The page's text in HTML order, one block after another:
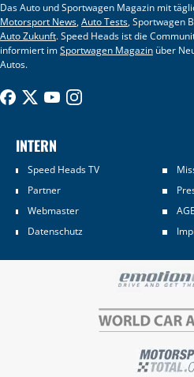
Das Auto und Sportwagen Magazin mit
Motorsport News,Auto Tests, Sportwagen
Auto Zukunft. Speed Heads ist die
informiert imSportwagen Magazin über
Autos.
INTERN
Speed Heads TV
Partner
Webmaster
Datenschutz